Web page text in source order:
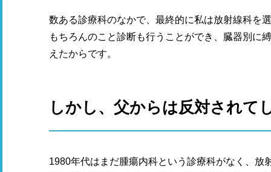
数ある診療科のなかで、最終的に私は放射線科を
もちろんのこと診断も行うことができ、臓器別に
えたからです。
しかし、父からは反対されて
1980年代はまだ腫瘍内科という診療科がなく、